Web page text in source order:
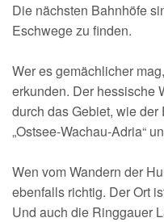
Die nächsten Bahnhöfe
Eschwege zu finden.
Wer es gemächlicher
erkunden. Der hessische
durch das Gebiet, wie
„Ostsee-Wachau-Adria“
Wen vom Wandern der
ebenfalls richtig. Der Ort
Und auch die Ringgauer